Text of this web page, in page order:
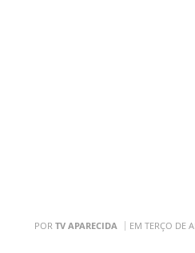
POR TV APARECIDA EM TERÇO DE